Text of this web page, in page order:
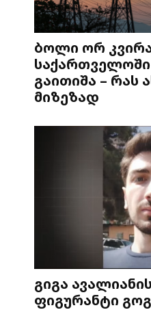
ბოლი ორ
გაითიშა – რას
მიზეზად
გიგა
ფიგურანტი